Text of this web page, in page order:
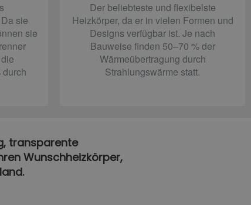
sie
sie
Der beliebteste und flexibelste
Heizkörper, da er in vielen Formen und
Designs verfügbar ist. Je nach
Bauweise finden 50–70 % der
Wärmeübertragung durch
Strahlungswärme statt.
transparente
Wunschheizkörper,